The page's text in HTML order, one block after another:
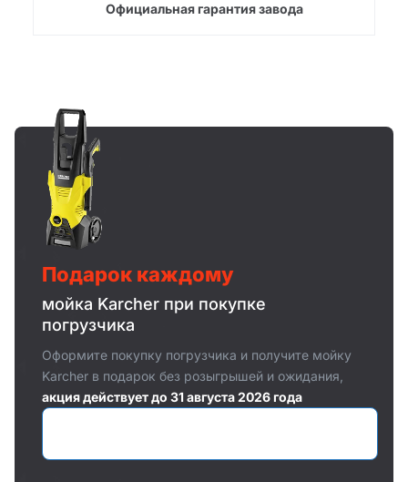
Официальная гарантия завода
Подарок каждому
мойка Karcher при покупке
погрузчика
Оформите покупку погрузчика и получите мойку
Karcher в подарок без розыгрышей и ожидания,
акция действует до 31 августа 2026 года